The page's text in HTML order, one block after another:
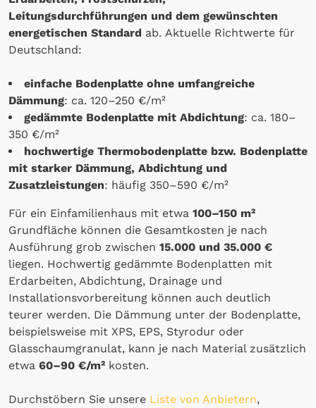
Leitungsdurchführungen und dem gewünschten
energetischen Standard ab. Aktuelle Richtwerte für
Deutschland:
einfache Bodenplatte ohne umfangreiche
Dämmung: ca. 120–250 €/m²
gedämmte Bodenplatte mit Abdichtung: ca. 180–
350 €/m²
hochwertige Thermobodenplatte bzw. Bodenplatte
mit starker Dämmung, Abdichtung und
Zusatzleistungen: häufig 350–590 €/m²
Für ein Einfamilienhaus mit etwa 100–150 m²
Grundfläche können die Gesamtkosten je nach
Ausführung grob zwischen 15.000 und 35.000 €
liegen. Hochwertig gedämmte Bodenplatten mit
Erdarbeiten, Abdichtung, Drainage und
Installationsvorbereitung können auch deutlich
teurer werden. Die Dämmung unter der Bodenplatte,
beispielsweise mit XPS, EPS, Styrodur oder
Glasschaumgranulat, kann je nach Material zusätzlich
etwa 60–90 €/m² kosten.
Durchstöbern Sie unsere Liste von Anbietern,